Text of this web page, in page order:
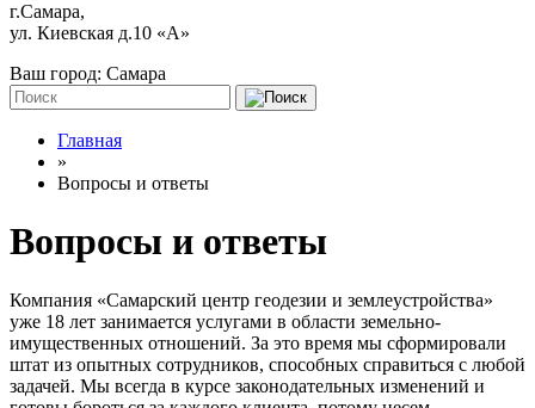
г.Самара,
ул. Киевская д.10 «А»
Ваш город: Самара
Главная
»
Вопросы и ответы
Вопросы и ответы
Компания «Самарский центр геодезии и землеустройства»
уже 18 лет занимается услугами в области земельно-
имущественных отношений. За это время мы сформировали
штат из опытных сотрудников, способных справиться с любой
задачей. Мы всегда в курсе законодательных изменений и